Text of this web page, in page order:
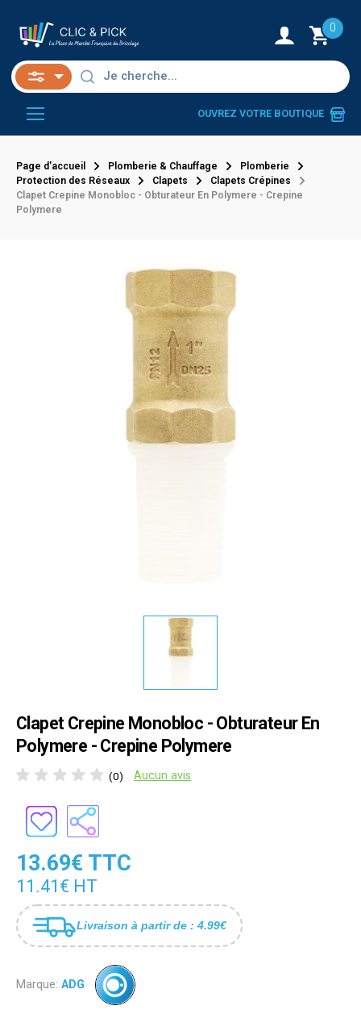
0
OUVREZ VOTRE BOUTIQUE
Page d'accueil Plomberie & Chauffage
Plomberie
Protection des Réseaux
Clapets
Clapets Crépines
Clapet Crepine Monobloc - Obturateur En Polymere - Crepine
Polymere
Clapet Crepine Monobloc - Obturateur En
Polymere - Crepine Polymere
(0) Aucun avis
13.69€ TTC
11.41€ HT
Livraison à partir de : 4.99€
Marque: ADG